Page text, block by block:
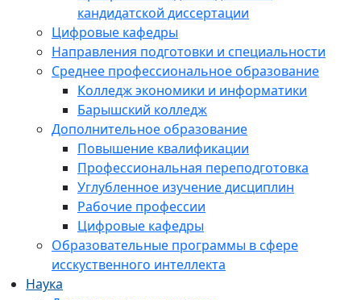
кандидатской диссертации
Цифровые кафедры
Направления подготовки и специальности
Среднее профессиональное образование
Колледж экономики и информатики
Барышский колледж
Дополнительное образование
Повышение квалификации
Профессиональная переподготовка
Углубленное изучение дисциплин
Рабочие профессии
Цифровые кафедры
Образовательные программы в сфере
исскуственного интеллекта
Наука